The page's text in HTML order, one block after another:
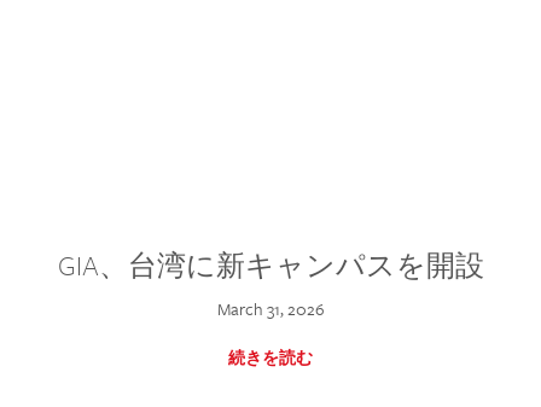
GIA、台湾に新キャンパスを開設
March 31, 2026
続きを読む